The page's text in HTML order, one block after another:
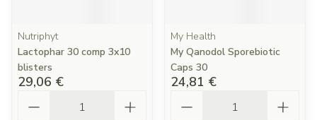
Nutriphyt
Lactophar 30 comp 3x10
blisters
29,06 €
My Health
My Qanodol Sporebiotic
Caps 30
24,81 €